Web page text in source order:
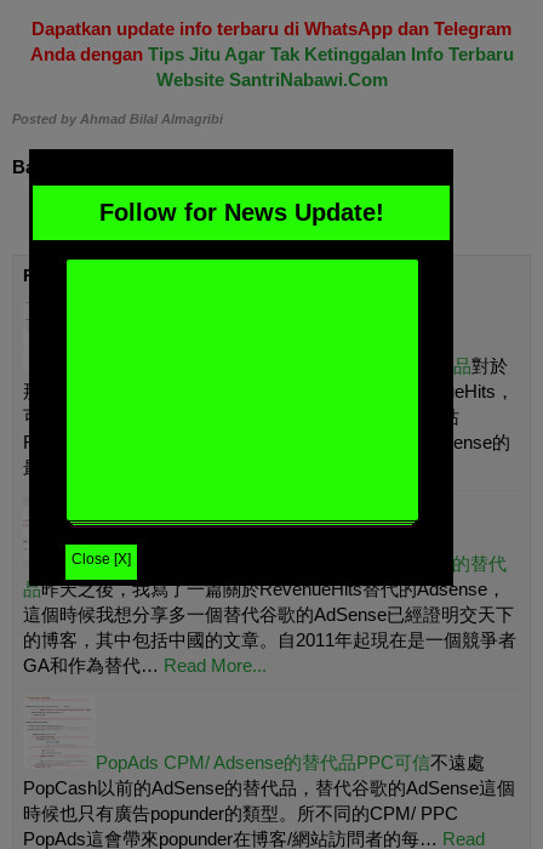
Follow for News Update!
Close [X]
Dapatkan update info terbaru di WhatsApp dan Telegram
Anda dengan Tips Jitu Agar Tak Ketinggalan Info Terbaru
Website SantriNabawi.Com
Posted by Ahmad Bilal Almagribi
Bagikan via
POSTING TERKAIT :
RevenueHits PPC/ CPM最佳的Adsense替代品對於
那些誰是絕望到谷歌的Adsense（GA），我有RevenueHits，
可以用來作為一種替代，你從互聯網上賺取美元。網站
RevenueHits網上開始自2010年以來他是對谷歌的AdSense的
最…
PropellerAds CPM/ PPC成熟的支付Adsense的替代
品昨天之後，我寫了一篇關於RevenueHits替代的Adsense，
這個時候我想分享多一個替代谷歌的AdSense已經證明交天下
的博客，其中包括中國的文章。自2011年起現在是一個競爭者
GA和作為替代… Read More...
PopAds CPM/ Adsense的替代品PPC可信不遠處
PopCash以前的AdSense的替代品，替代谷歌的AdSense這個
時候也只有廣告popunder的類型。所不同的CPM/ PPC
PopAds這會帶來popunder在博客/網站訪問者的每… Read